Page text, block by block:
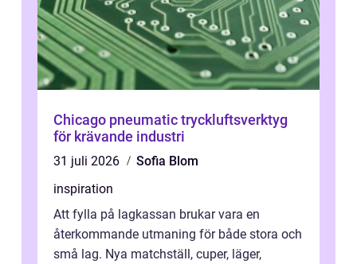
Chicago pneumatic tryckluftsverktyg
för krävande industri
31 juli 2026
Sofia Blom
inspiration
Att fylla på lagkassan brukar vara en
återkommande utmaning för både stora och
små lag. Nya matchställ, cuper, läger,